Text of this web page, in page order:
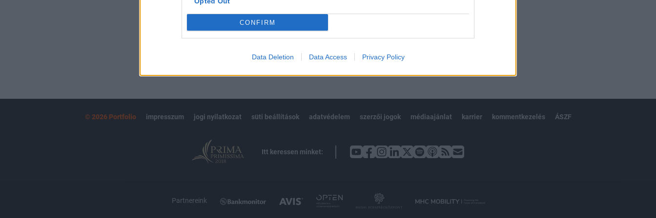
CONFIRM
Data Deletion Data Access Privacy Policy
Előfizetés
BEJELENTKEZÉS
© 2026 Portfolio impresszum jogi nyilatkozat süti beállítások adatvédelem szerzői jogok médiaajánlat karrier kommentkezelés ÁSZF
Itt keressen minket:
Partnereink